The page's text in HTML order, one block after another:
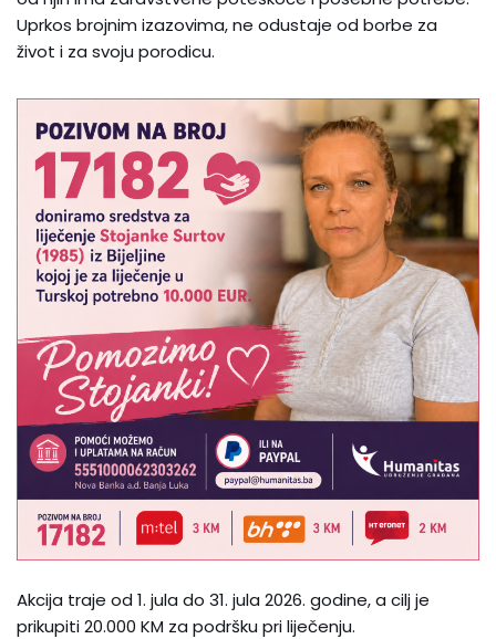
Uprkos brojnim izazovima, ne odustaje od borbe za
život i za svoju porodicu.
Akcija traje od 1. jula do 31. jula 2026. godine, a cilj je
prikupiti 20.000 KM za podršku pri liječenju.